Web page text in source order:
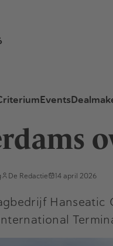
Events
De Redactie 14 april 2026
Hanseatic